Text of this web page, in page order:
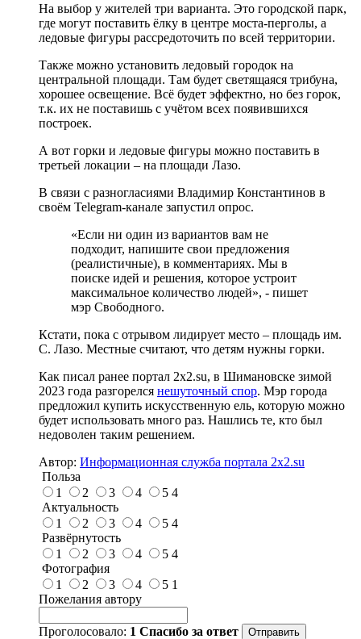
На выбор у жителей три варианта. Это городской парк,
где могут поставить ёлку в центре моста-перголы, а
ледовые фигуры рассредоточить по всей территории.
Также можно установить ледовый городок на
центральной площади. Там будет светящаяся трибуна,
хорошее освещение. Всё будет эффектно, но без горок,
т.к. их не поставишь с учётом всех появившихся
построек.
А вот горки и ледовые фигуры можно поставить в
третьей локации – на площади Лазо.
В связи с разногласиями Владимир Константинов в
своём Telegram-канале запустил опрос.
«Если ни один из вариантов вам не
подходит, напишите свои предложения
(реалистичные), в комментариях. Мы в
поиске идей и решения, которое устроит
максимальное количество людей», - пишет
мэр Свободного.
Кстати, пока с отрывом лидирует место – площадь им.
С. Лазо. Местные считают, что детям нужны горки.
Как писал ранее портал 2х2.su, в Шимановске зимой
2023 года разгорелся нешуточный спор. Мэр города
предложил купить искусственную ель, которую можно
будет использовать много раз. Нашлись те, кто был
недоволен таким решением.
Автор: Информационная служба портала 2x2.su
Польза
1
2 3 4 5 4
Актуальность
1
2 3 4 5 4
Развёрнутость
1
2 3 4 5 4
Фотография
1
2 3 4 5 1
Пожелания автору
Проголосовало: 1 Спасибо за ответ